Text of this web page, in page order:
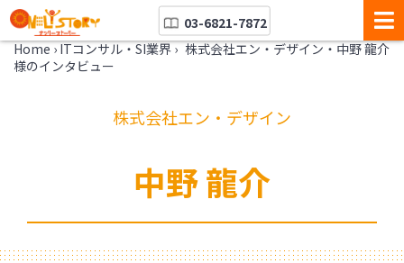
03-6821-7872
Home › ITコンサル・SI業界 › 株式会社エン・デザイン・中野 龍介
様のインタビュー
株式会社エン・デザイン
中野 龍介